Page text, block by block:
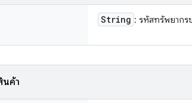
String : รหัสทรัพยากร
นค้า